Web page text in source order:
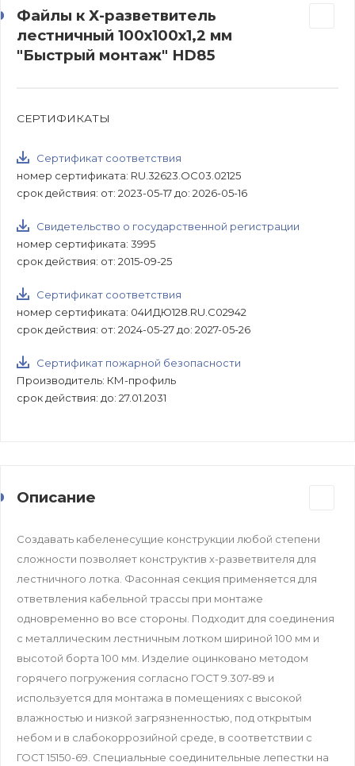
Файлы к Х-разветвитель
лестничный 100х100х1,2 мм
"Быстрый монтаж" HD85
СЕРТИФИКАТЫ
Сертификат соответствия
номер сертификата: RU.32623.ОС03.02125
срок действия: от: 2023-05-17 до: 2026-05-16
Свидетельство о государственной регистрации
номер сертификата: 3995
срок действия: от: 2015-09-25
Сертификат соответствия
номер сертификата: 04ИДЮ128.RU.С02942
срок действия: от: 2024-05-27 до: 2027-05-26
Сертификат пожарной безопасности
Производитель: КМ-профиль
срок действия: до: 27.01.2031
Описание
Создавать кабеленесущие конструкции любой степени
сложности позволяет конструктив х-разветвителя для
лестничного лотка. Фасонная секция применяется для
ответвления кабельной трассы при монтаже
одновременно во все стороны. Подходит для соединения
c металлическим лестничным лотком шириной 100 мм и
высотой борта 100 мм. Изделие оцинковано методом
горячего погружения согласно ГОСТ 9.307-89 и
используется для монтажа в помещениях с высокой
влажностью и низкой загрязненностью, под открытым
небом и в слабокоррозийной среде, в соответствии с
ГОСТ 15150-69. Специальные соединительные лепестки на